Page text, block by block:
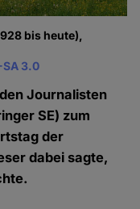
bis heute),
SA 3.0
Journalisten
SE) zum
der
dabei sagte,